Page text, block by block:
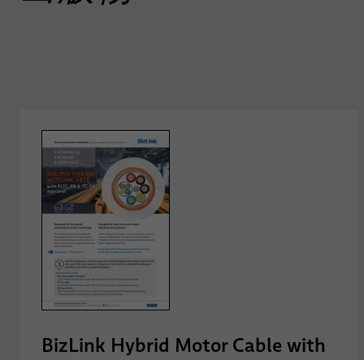
BizLink Hybrid Motor Cable with